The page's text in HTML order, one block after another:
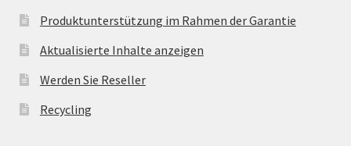
Produktunterstützung im Rahmen der Garantie
Aktualisierte Inhalte anzeigen
Werden Sie Reseller
Recycling